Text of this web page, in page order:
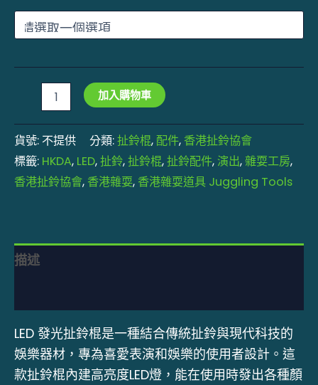
加入購物車
貨號: 不提供 分類:扯鈴棍,配件, 香港扯鈴協會
標籤: HKDA, LED,扯鈴,扯鈴棍,扯鈴配件, 演出,雜耍工房,
香港扯鈴協會, 香港雜耍, 香港雜耍道具 Juggling Tools
描述
LED 發光扯鈴棍是一種結合傳統扯鈴與現代科技的
娛樂器材，專為喜愛表演和娛樂的使用者設計。這
款扯鈴棍內建高亮度LED燈，能在使用時發出各種顏